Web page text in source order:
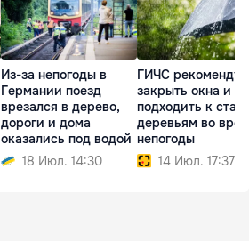
Из-за непогоды в
Германии поезд
врезался в дерево,
дороги и дома
оказались под водой
18 Июл. 14:30
ГИЧС
закрыть окна и не
подходить к
деревьям во
непогоды
14 Июл. 17:37